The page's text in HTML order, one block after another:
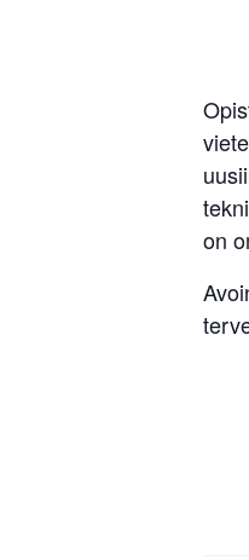
on